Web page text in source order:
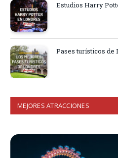
Estudios Harry
Pases turísticos de
MEJORES ATRACCIONES